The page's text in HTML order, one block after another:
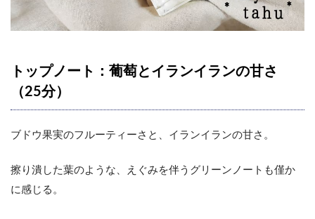
トップノート：葡萄とイランイランの甘さ
（25分）
ブドウ果実のフルーティーさと、イランイランの甘さ。
擦り潰した葉のような、えぐみを伴うグリーンノートも僅か
に感じる。